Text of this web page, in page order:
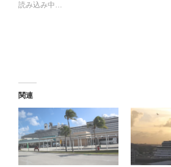
読み込み中…
関連